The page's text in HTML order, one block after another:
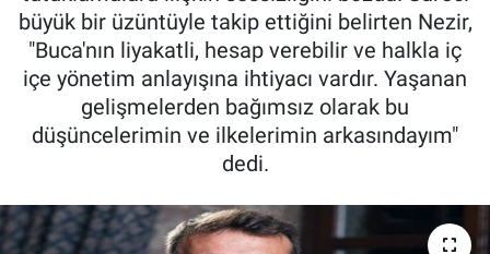
büyük bir üzüntüyle takip ettiğini belirten Nezir,
"Buca'nın liyakatli, hesap verebilir ve halkla iç
içe yönetim anlayışına ihtiyacı vardır. Yaşanan
gelişmelerden bağımsız olarak bu
düşüncelerimin ve ilkelerimin arkasındayım"
dedi.